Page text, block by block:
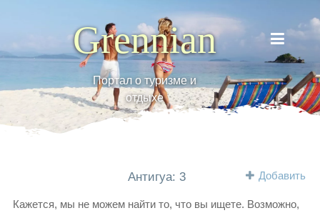
Grennian
Портал о туризме и
отдыхе
Антигуа: 3 Добавить
Кажется, мы не можем найти то, что вы ищете. Возможно,